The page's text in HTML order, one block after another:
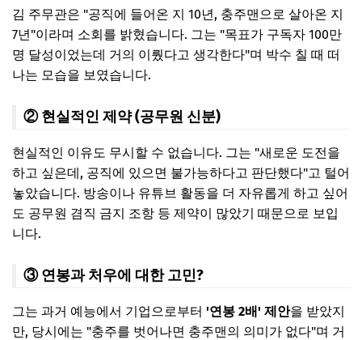
김 주무관은 "공직에 들어온 지 10년, 충주맨으로 살아온 지
7년"이라며 소회를 밝혔습니다. 그는 "목표가 구독자 100만
명 달성이었는데 거의 이뤘다고 생각한다"며 박수 칠 때 떠
나는 모습을 보였습니다.
② 현실적인 제약 (공무원 신분)
현실적인 이유도 무시할 수 없습니다. 그는 "새로운 도전을
하고 싶은데, 공직에 있으면 불가능하다고 판단했다"고 털어
놓았습니다. 방송이나 유튜브 활동을 더 자유롭게 하고 싶어
도 공무원 겸직 금지 조항 등 제약이 많았기 때문으로 보입
니다.
③ 연봉과 처우에 대한 고민?
그는 과거 예능에서 기업으로부터 '연봉 2배' 제안을 받았지
만, 당시에는 "충주를 벗어나면 충주맨의 의미가 없다"며 거